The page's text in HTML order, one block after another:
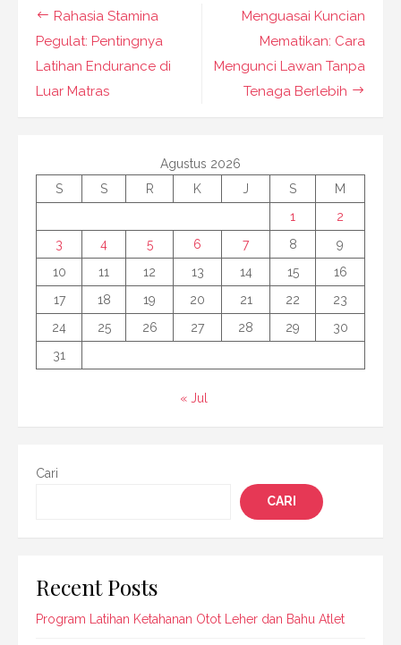
Navigasi
pos
Menguasai Kuncian
Mematikan: Cara
Mengunci Lawan Tanpa
Tenaga Berlebih
Rahasia Stamina
Pegulat: Pentingnya
Latihan Endurance di
Luar Matras
Agustus 2026
S
S R K J S
M
1
2
3
4 5 6 7 8
9
10
11 12 13 14 15
16
17
18 19 20 21 22
23
24
25 26 27 28 29
30
31
« Jul
Cari
CARI
Recent Posts
Program Latihan Ketahanan Otot Leher dan Bahu Atlet